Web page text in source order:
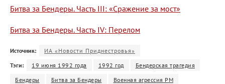
Битва за Бендеры. Часть III: «Сражение за мост»
Битва за Бендеры. Часть IV: Перелом
Источник:
ИА «Новости Приднестровья»
Тэги:
19 июня 1992 года 1992 год
Бендерская трагедия
Бендеры
Битва за Бендеры
Военная агрессия РМ